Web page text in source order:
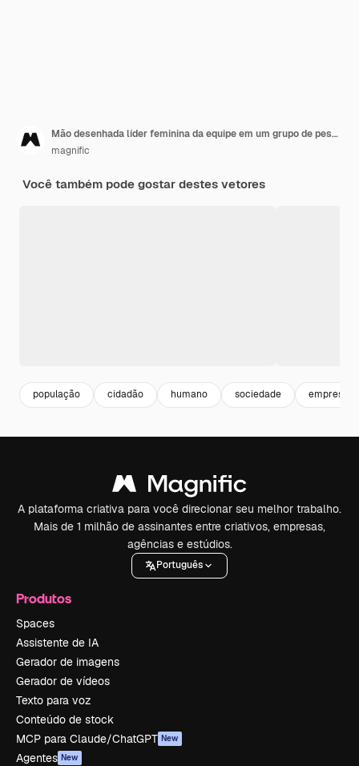
Mão desenhada líder feminina da equipe em um grupo de pessoas diferentes
magnific
Você também pode gostar destes vetores
população cidadão humano sociedade
A plataforma criativa para você direcionar seu melhor trabalho.
Mais de 1 milhão de assinantes entre criativos, empresas,
agências e estúdios.
Português
Produtos
Spaces
Assistente de IA
Gerador de imagens
Gerador de vídeos
Texto para voz
Conteúdo de stock
MCP para Claude/ChatGPT New
Agentes New